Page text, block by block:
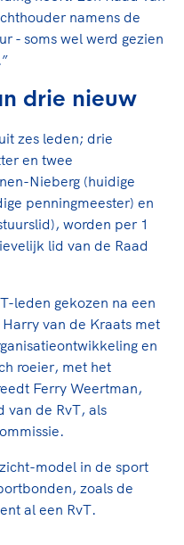
te skaten of naar
samen te juichen
Diede de
Of met trots te
van je dochter,
of de
Wat mag wel
kantine en online?
gedragscode geeft
belangrijk
rondom gewenst en
leer- en
experts, coaches,
namens de
- soms wel werd gezien
drie nieuw
zes leden; drie
en twee
Nieberg (huidige
penningmeester) en
worden per 1
lid van de Raad
leden gekozen na een
van de Kraats met
en
roeier, met het
Ferry Weertman,
van de RvT, als
model in de sport
zoals de
al een RvT.